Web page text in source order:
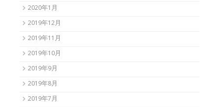
2020年1月
2019年12月
2019年11月
2019年10月
2019年9月
2019年8月
2019年7月